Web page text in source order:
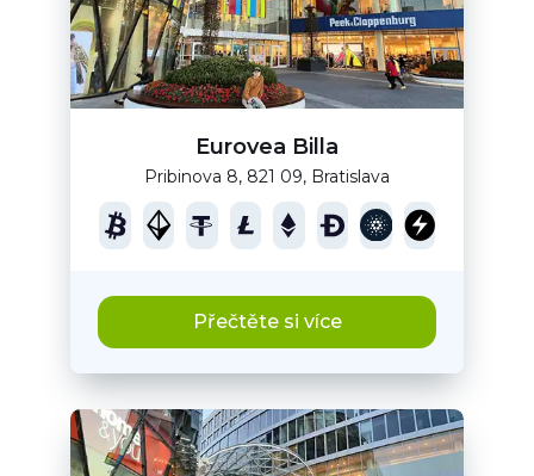
Eurovea Billa
Pribinova 8, 821 09, Bratislava
Přečtěte si více